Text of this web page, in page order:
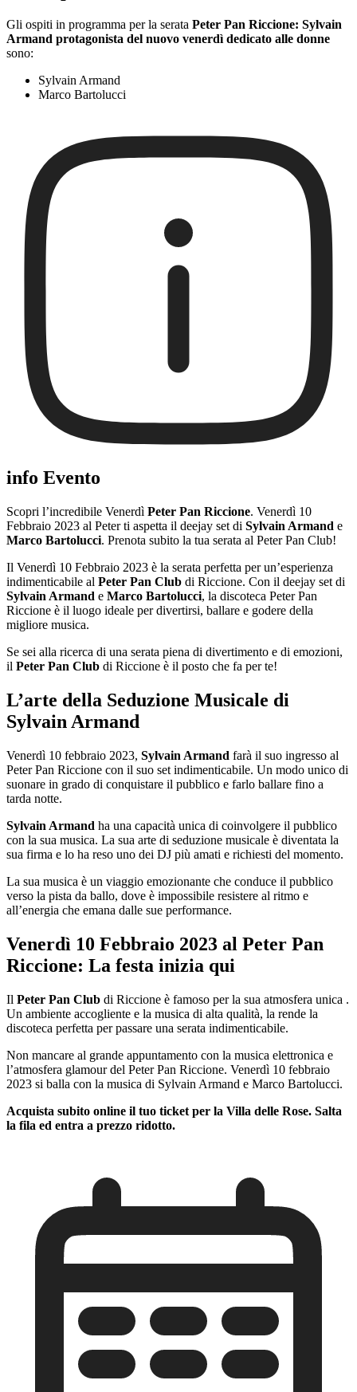
Gli ospiti in programma per la serata Peter Pan Riccione: Sylvain
Armand protagonista del nuovo venerdì dedicato alle donne
sono:
Sylvain Armand
Marco Bartolucci
info Evento
Scopri l’incredibile Venerdì Peter Pan Riccione. Venerdì 10
Febbraio 2023 al Peter ti aspetta il deejay set di Sylvain Armand e
Marco Bartolucci. Prenota subito la tua serata al Peter Pan Club!
Il Venerdì 10 Febbraio 2023 è la serata perfetta per un’esperienza
indimenticabile al Peter Pan Club di Riccione. Con il deejay set di
Sylvain Armand e Marco Bartolucci, la discoteca Peter Pan
Riccione è il luogo ideale per divertirsi, ballare e godere della
migliore musica.
Se sei alla ricerca di una serata piena di divertimento e di emozioni,
il Peter Pan Club di Riccione è il posto che fa per te!
L’arte della Seduzione Musicale di
Sylvain Armand
Venerdì 10 febbraio 2023, Sylvain Armand farà il suo ingresso al
Peter Pan Riccione con il suo set indimenticabile. Un modo unico di
suonare in grado di conquistare il pubblico e farlo ballare fino a
tarda notte.
Sylvain Armand ha una capacità unica di coinvolgere il pubblico
con la sua musica. La sua arte di seduzione musicale è diventata la
sua firma e lo ha reso uno dei DJ più amati e richiesti del momento.
La sua musica è un viaggio emozionante che conduce il pubblico
verso la pista da ballo, dove è impossibile resistere al ritmo e
all’energia che emana dalle sue performance.
Venerdì 10 Febbraio 2023 al Peter Pan
Riccione: La festa inizia qui
Il Peter Pan Club di Riccione è famoso per la sua atmosfera unica .
Un ambiente accogliente e la musica di alta qualità, la rende la
discoteca perfetta per passare una serata indimenticabile.
Non mancare al grande appuntamento con la musica elettronica e
l’atmosfera glamour del Peter Pan Riccione. Venerdì 10 febbraio
2023 si balla con la musica di Sylvain Armand e Marco Bartolucci.
Acquista subito online il tuo ticket per la Villa delle Rose. Salta
la fila ed entra a prezzo ridotto.